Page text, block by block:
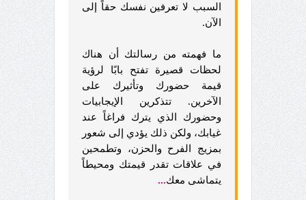
السبب لا تعرفين نفسك حقاً إلى
الآن.
ما فهمته من رسالتك أن هناك
لحظات قصيرة تفتح بابًا لرؤية
قيمة حضورك وتأثيرك على
الآخرين. تتذكرين الإيجابيات
وحضورك الذي يترك فراغاً عند
غيابك، ولكن ذلك يؤدي إلى شعور
بمزيج الفرح والحزن، وتطمحين
في علاقات تقدر قيمتك ومحيطاً
يتماشى معك...